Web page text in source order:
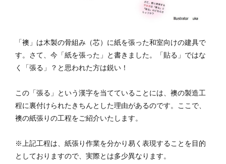
「襖」は木製の骨組み（芯）に紙を張った和室向けの建具で
す。さて、今「紙を張った」と書きました。「貼る」ではな
く「張る」？と思われた方は鋭い！
この「張る」という漢字を当てていることには、襖の製造工
程に裏付けられたきちんとした理由があるのです。ここで、
襖の紙張りの工程をご紹介いたします。
※上記工程は、紙張り作業を分かり易く表現することを目的
としておりますので、実際とは多少異なります。